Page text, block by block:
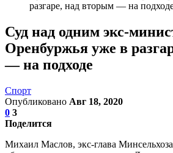
разгаре, над вторым — на
Суд над одним экс-
Оренбуржья уже в
— на подходе
Спорт
Опубликовано Авг 18, 2020
0 3
Поделится
Михаил Маслов, экс-глава